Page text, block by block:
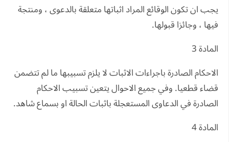
يجب ان تكون الوقائع المراد اثباتها متعلقة بالدعوى ، ومنتجة
فيها ، وجائزا قبولها.
المادة 3
الاحكام الصادرة باجراءات الاثبات لا يلزم تسبيبها ما لم تتضمن
قضاء قطعيا. وفي جميع الاحوال يتعين تسبيب الاحكام
الصادرة في الدعاوى المستعجلة باثبات الحالة او بسماع شاهد.
المادة 4